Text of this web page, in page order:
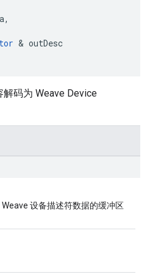
,
& outDesc
码为 Weave Device
Weave 设备描述符数据的缓冲区